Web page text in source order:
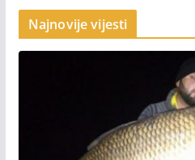
Najnovije vijesti